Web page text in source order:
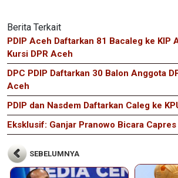
Berita Terkait
PDIP Aceh Daftarkan 81 Bacaleg ke KIP
Kursi DPR Aceh
DPC PDIP Daftarkan 30 Balon Anggota
Aceh
PDIP dan Nasdem Daftarkan Caleg ke
Eksklusif: Ganjar Pranowo Bicara
SEBELUMNYA